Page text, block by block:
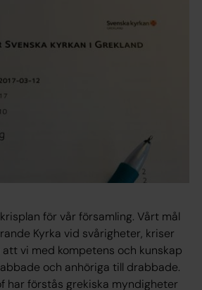
för vår församling. Vårt mål
Kyrka vid svårigheter, kriser
vi med kompetens och kunskap
och anhöriga till drabbade.
har förstås grekiska myndigheter